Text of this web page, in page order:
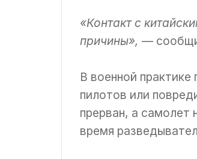
«Контакт с
причины», —
В военной
пилотов или
прерван, а самолет
время